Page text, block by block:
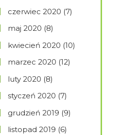
czerwiec 2020 (7)
maj 2020 (8)
kwiecień 2020 (10)
marzec 2020 (12)
luty 2020 (8)
styczeń 2020 (7)
grudzień 2019 (9)
listopad 2019 (6)